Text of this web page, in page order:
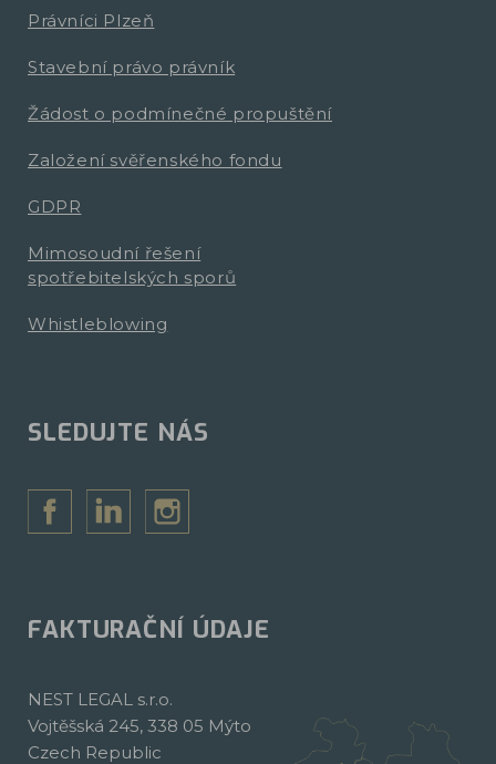
Právníci Plzeň
Stavební právo právník
Žádost o podmínečné propuštění
Založení svěřenského fondu
GDPR
Mimosoudní řešení
spotřebitelských sporů
Whistleblowing
SLEDUJTE NÁS
FAKTURAČNÍ ÚDAJE
NEST LEGAL s.r.o.
Vojtěšská 245, 338 05 Mýto
Czech Republic